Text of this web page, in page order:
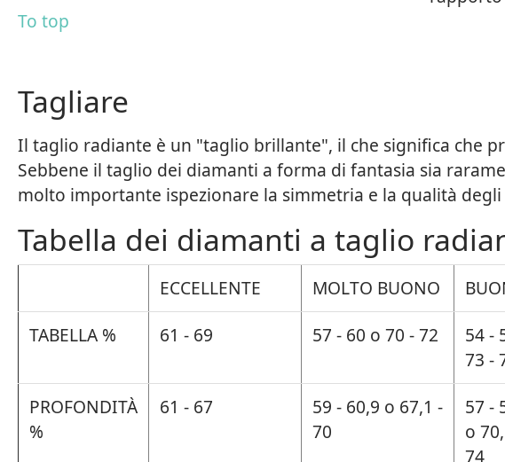
To top
Tagliare
Il taglio radiante è un "taglio brillante", il che significa che
Sebbene il taglio dei diamanti a forma di fantasia sia
molto importante ispezionare la simmetria e la qualità
Tabella dei diamanti a taglio
ECCELLENTE MOLTO BUONO
TABELLA %
61 - 69 57 - 60 o 70 - 72
54 -
73 -
PROFONDITÀ
%
61 - 67
59 - 60,9 o 67,1 -
70
57 -
o
74